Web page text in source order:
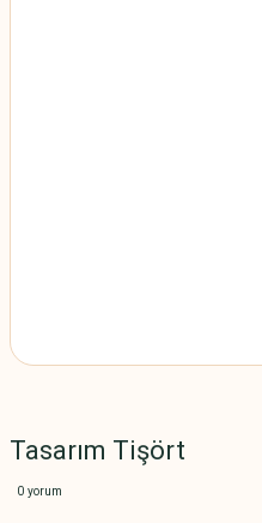
Tasarım Tişört
0 yorum